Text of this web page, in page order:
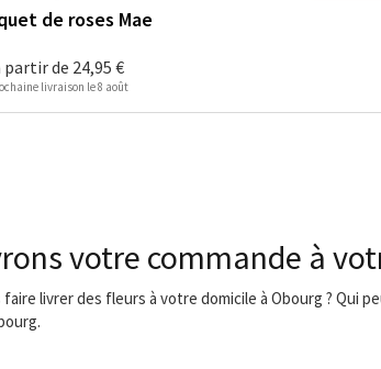
partir de 24,95 €
de roses Mae
livraison le 8 août
votre commande à
livrer des fleurs à votre domicile à Obourg ? Qui